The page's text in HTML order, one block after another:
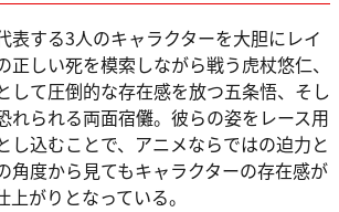
表する3人のキャラクターを大胆にレイ
正しい死を模索しながら戦う虎杖悠仁、
して圧倒的な存在感を放つ五条悟、そし
れられる両面宿儺。彼らの姿をレース用
し込むことで、アニメならではの迫力と
角度から見てもキャラクターの存在感が
がりとなっている。